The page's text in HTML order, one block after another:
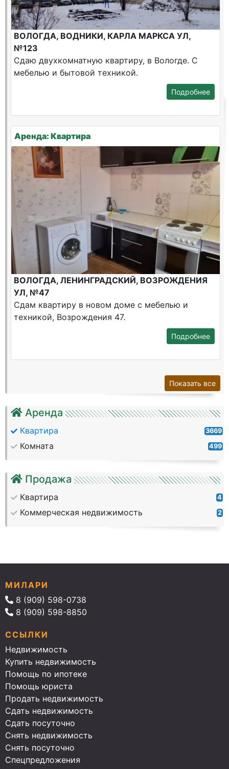
Аренда
Квартира 3669
Комната 499
Продажа
Квартира 4
Коммерческая недвижимость 2
ВОЛОГДА, ВОДНИКИ, КАРЛА МАРКСА УЛ,
№123
Сдаю двухкомнатную квартиру, в Вологде. С
мебелью и бытовой техникой.
Подробнее
Аренда: Квартира
ВОЛОГДА, ЛЕНИНГРАДСКИЙ, ВОЗРОЖДЕНИЯ
УЛ, №47
Сдам квартиру в новом доме с мебелью и
техникой, Возрождения 47.
Подробнее
Показать все
МИЛАРИ
8 (909) 598-0738
8 (909) 598-8850
ССЫЛКИ
Недвижимость
Купить недвижимость
Помощь по ипотеке
Помощь юриста
Продать недвижимость
Сдать недвижимость
Сдать посуточно
Снять недвижимость
Снять посуточно
Спецпредложения